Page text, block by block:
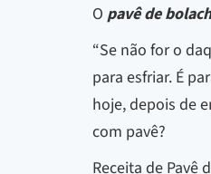
O pavê de
“Se não for o
para esfriar. É
hoje, depois de
com pavê?
Receita de Pavê